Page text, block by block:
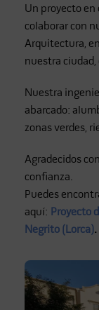
Un proyecto en
colaborar con
Arquitectura,
nuestra ciudad,
Nuestra
abarcado:
zonas verdes,
Agradecidos
confianza.
Puedes
aquí: Proyecto
Negrito (Lorca) .